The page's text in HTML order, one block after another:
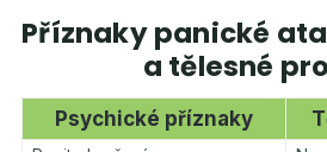
Příznaky panické
a tělesné
Psychické příznaky